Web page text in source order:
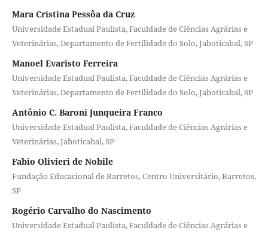
Mara Cristina Pessôa da Cruz
Universidade Estadual Paulista, Faculdade de Ciências Agrárias e
Veterinárias, Departamento de Fertilidade do Solo, Jaboticabal, SP
Manoel Evaristo Ferreira
Universidade Estadual Paulista, Faculdade de Ciências Agrárias e
Veterinárias, Departamento de Fertilidade do Solo, Jaboticabal, SP
Antônio C. Baroni Junqueira Franco
Universidade Estadual Paulista, Faculdade de Ciências Agrárias e
Veterinárias, Jaboticabal, SP
Fabio Olivieri de Nobile
Fundação Educacional de Barretos, Centro Universitário, Barretos,
SP
Rogério Carvalho do Nascimento
Universidade Estadual Paulista, Faculdade de Ciências Agrárias e